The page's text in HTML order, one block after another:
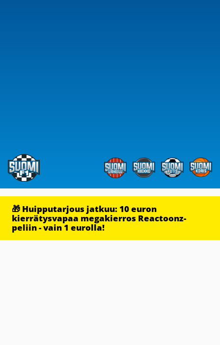
🎁 Huipputarjous jatkuu: 10 euron
kierrätysvapaa megakierros Reactoonz-
peliin - vain 1 eurolla!